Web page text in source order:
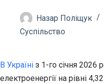
Назар Поліщук
Суспільство
В Україні з 1-го січня 2026
електроенергії на рівні